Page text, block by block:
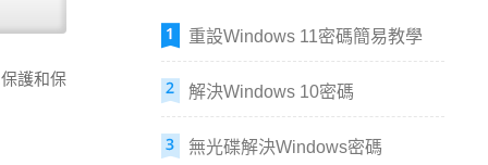
護和保
重設Windows 11密碼簡易教學
解決Windows 10密碼
無光碟解決Windows密碼